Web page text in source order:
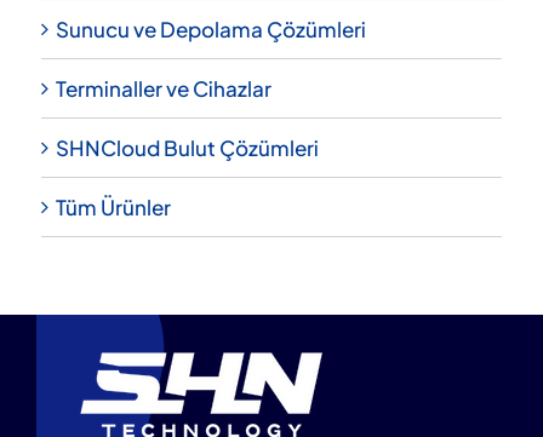
Sunucu ve Depolama Çözümleri
Terminaller ve Cihazlar
SHNCloud Bulut Çözümleri
Tüm Ürünler